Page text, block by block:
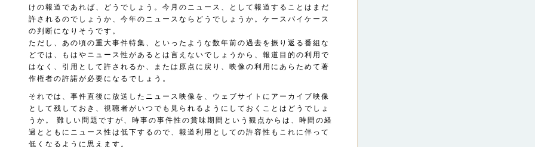
けの報道であれば、どうでしょう。今月のニュース、として報道することはまだ
許されるのでしょうか、今年のニュースならどうでしょうか。ケースバイケース
の判断になりそうです。
ただし、あの頃の重大事件特集、といったような数年前の過去を振り返る番組な
どでは、もはやニュース性があるとは言えないでしょうから、報道目的の利用で
はなく、引用として許されるか、または原点に戻り、映像の利用にあらためて著
作権者の許諾が必要になるでしょう。
それでは、事件直後に放送したニュース映像を、ウェブサイトにアーカイブ映像
として残しておき、視聴者がいつでも見られるようにしておくことはどうでしょ
うか。 難しい問題ですが、時事の事件性の賞味期間という観点からは、時間の経
過とともにニュース性は低下するので、報道利用としての許容性もこれに伴って
低くなるように思えます。